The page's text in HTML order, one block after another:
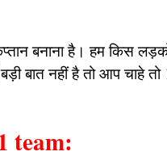
बनाना है। हम किस
बात नहीं है तो आप चाहे तो
team: